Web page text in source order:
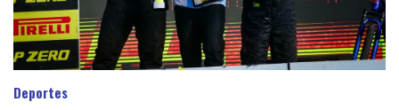
Deportes